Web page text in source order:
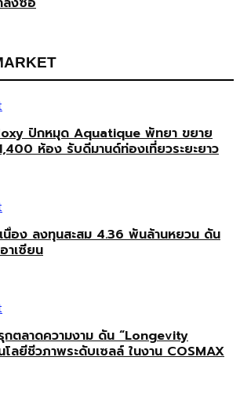
ปักหมุด Aquatique พัทยา ขยาย
ห้อง รับดีมานด์ท่องเที่ยวระยะยาว
อง ลงทุนสะสม 4.36 พันล้านหยวน ดัน
าเซียน
กตลาดความงาม ดัน “Longevity
ลยีชีวภาพระดับเซลล์ ในงาน COSMAX